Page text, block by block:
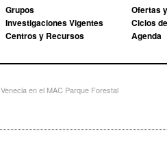
Grupos
Investigaciones Vigentes
Centros y Recursos
Ofertas
Ciclos
Agenda
en el MAC Parque Forestal